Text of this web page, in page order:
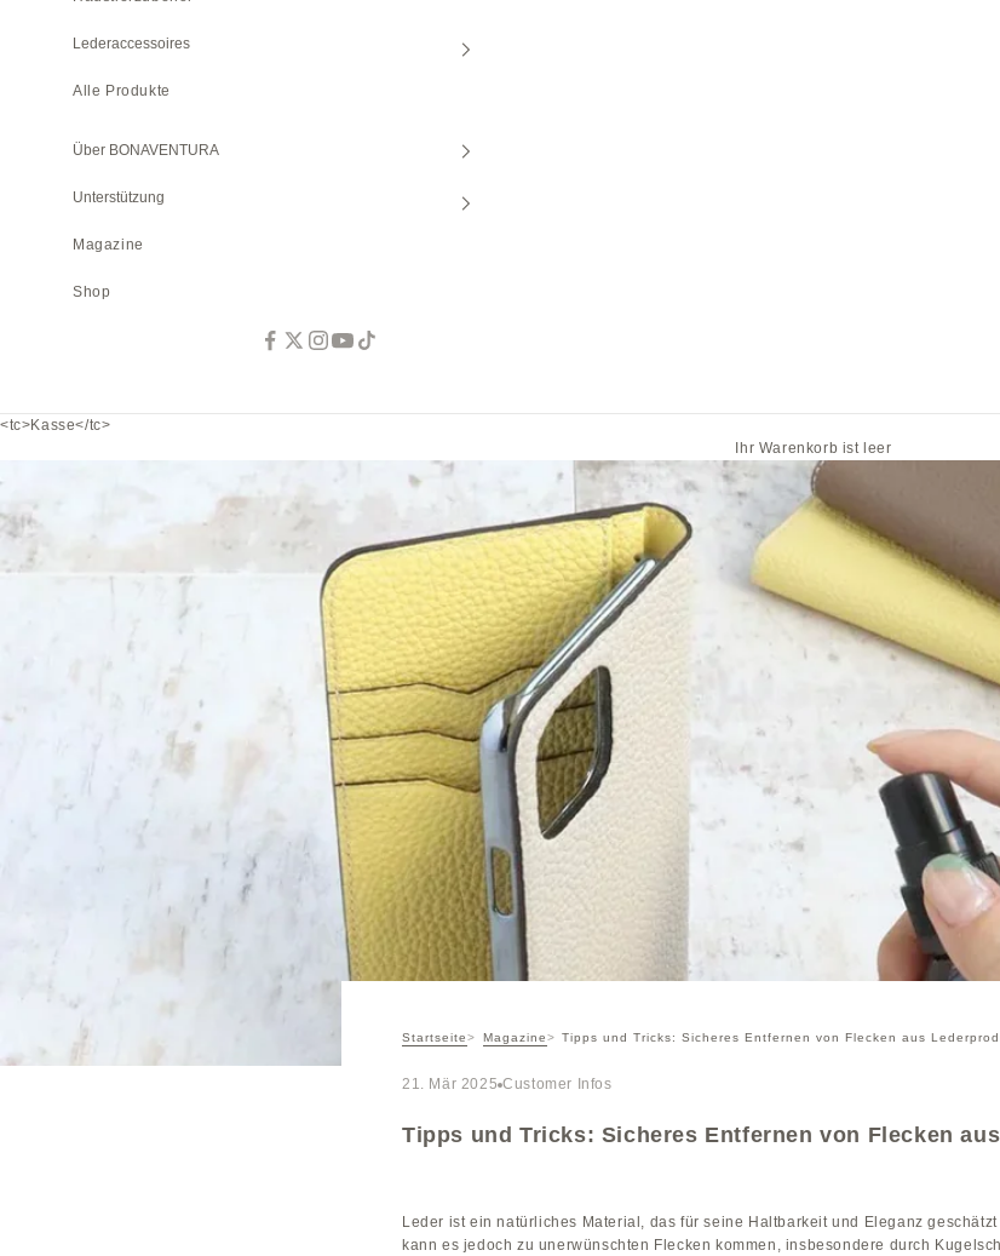
Lederaccessoires
Alle Produkte
Über BONAVENTURA
Unterstützung
Magazine
Shop
<tc>Kasse</tc>
Ihr Warenkorb ist leer
Startseite Magazine Tipps und Tricks: Sicheres Entfernen von Flecken aus
21. Mär 2025 Customer Infos
Tipps und Tricks: Sicheres Entfernen von Flecken
Leder ist ein natürliches Material, das für seine Haltbarkeit und Eleganz
kann es jedoch zu unerwünschten Flecken kommen, insbesondere durch